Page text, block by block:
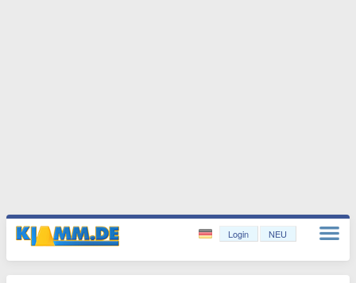
Login NEU